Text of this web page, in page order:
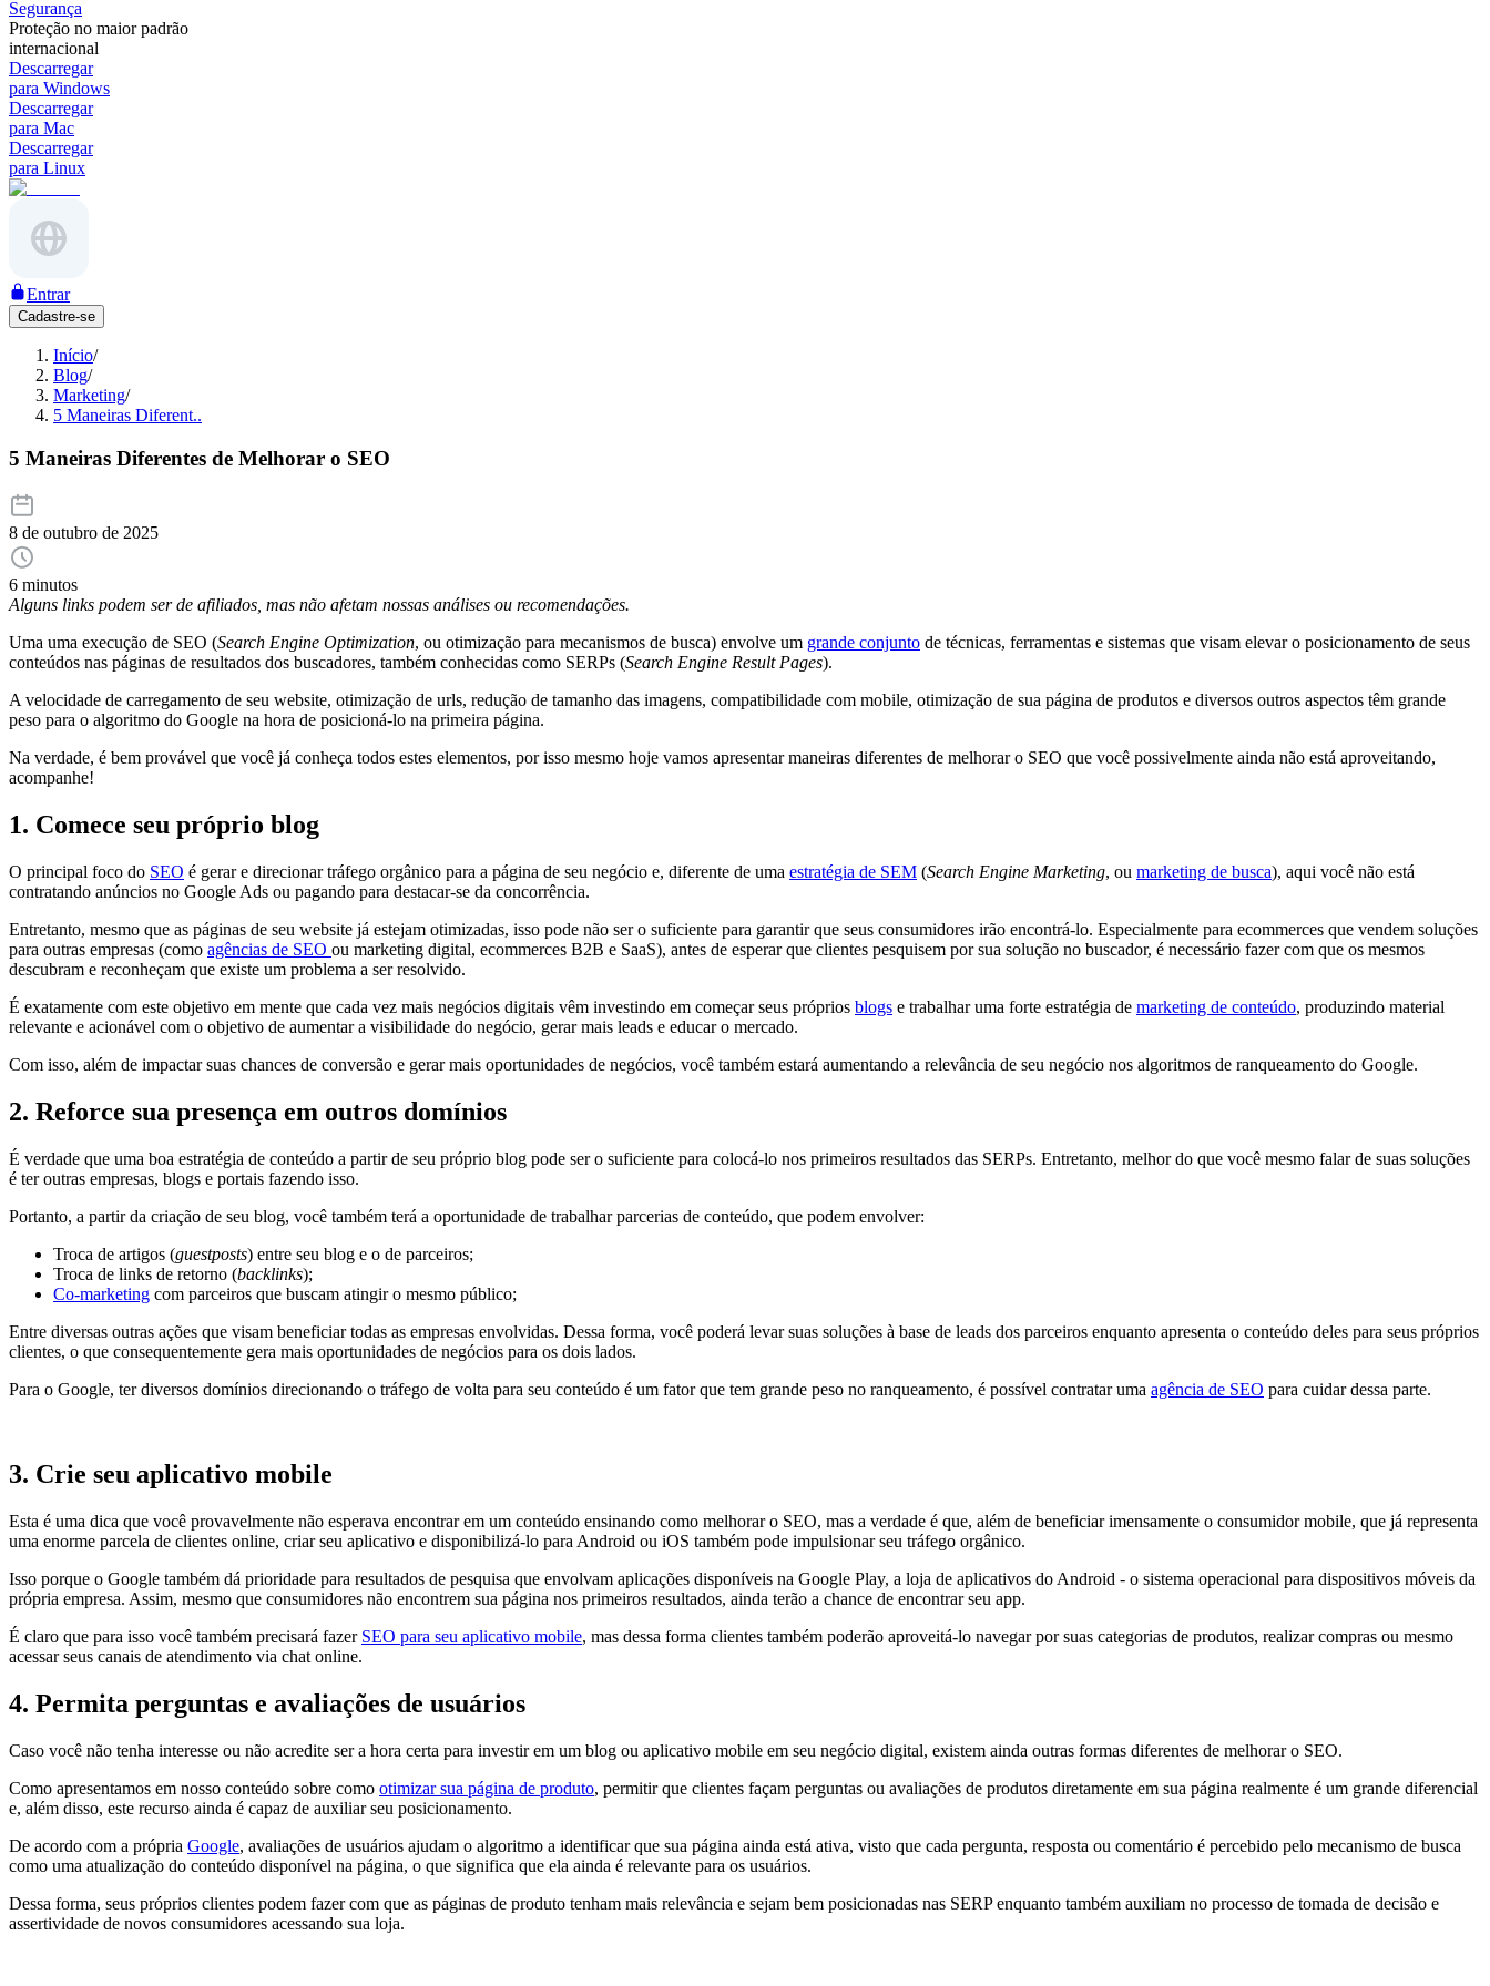
Segurança
Proteção no maior padrão
internacional
Descarregar
para Windows
Descarregar
para Mac
Descarregar
para Linux
Entrar
Cadastre-se
Início/
Blog/
Marketing/
5 Maneiras Diferent..
5 Maneiras Diferentes de Melhorar o SEO
8 de outubro de 2025
6 minutos
Alguns links podem ser de afiliados, mas não afetam nossas análises ou recomendações.
Uma uma execução de SEO (Search Engine Optimization, ou otimização para mecanismos de busca) envolve um grande conjunto de técnicas, ferramentas e sistemas que visam elevar o posicionamento de seus
conteúdos nas páginas de resultados dos buscadores, também conhecidas como SERPs (Search Engine Result Pages).
A velocidade de carregamento de seu website, otimização de urls, redução de tamanho das imagens, compatibilidade com mobile, otimização de sua página de produtos e diversos outros aspectos têm grande
peso para o algoritmo do Google na hora de posicioná-lo na primeira página.
Na verdade, é bem provável que você já conheça todos estes elementos, por isso mesmo hoje vamos apresentar maneiras diferentes de melhorar o SEO que você possivelmente ainda não está aproveitando,
acompanhe!
1. Comece seu próprio blog
O principal foco do SEO é gerar e direcionar tráfego orgânico para a página de seu negócio e, diferente de uma estratégia de SEM (Search Engine Marketing, ou marketing de busca), aqui você não está
contratando anúncios no Google Ads ou pagando para destacar-se da concorrência.
Entretanto, mesmo que as páginas de seu website já estejam otimizadas, isso pode não ser o suficiente para garantir que seus consumidores irão encontrá-lo. Especialmente para ecommerces que vendem soluções
para outras empresas (como agências de SEO ou marketing digital, ecommerces B2B e SaaS), antes de esperar que clientes pesquisem por sua solução no buscador, é necessário fazer com que os mesmos
descubram e reconheçam que existe um problema a ser resolvido.
É exatamente com este objetivo em mente que cada vez mais negócios digitais vêm investindo em começar seus próprios blogs e trabalhar uma forte estratégia de marketing de conteúdo, produzindo material
relevante e acionável com o objetivo de aumentar a visibilidade do negócio, gerar mais leads e educar o mercado.
Com isso, além de impactar suas chances de conversão e gerar mais oportunidades de negócios, você também estará aumentando a relevância de seu negócio nos algoritmos de ranqueamento do Google.
2. Reforce sua presença em outros domínios
É verdade que uma boa estratégia de conteúdo a partir de seu próprio blog pode ser o suficiente para colocá-lo nos primeiros resultados das SERPs. Entretanto, melhor do que você mesmo falar de suas soluções
é ter outras empresas, blogs e portais fazendo isso.
Portanto, a partir da criação de seu blog, você também terá a oportunidade de trabalhar parcerias de conteúdo, que podem envolver:
Troca de artigos (guestposts) entre seu blog e o de parceiros;
Troca de links de retorno (backlinks);
Co-marketing com parceiros que buscam atingir o mesmo público;
Entre diversas outras ações que visam beneficiar todas as empresas envolvidas. Dessa forma, você poderá levar suas soluções à base de leads dos parceiros enquanto apresenta o conteúdo deles para seus próprios
clientes, o que consequentemente gera mais oportunidades de negócios para os dois lados.
Para o Google, ter diversos domínios direcionando o tráfego de volta para seu conteúdo é um fator que tem grande peso no ranqueamento, é possível contratar uma agência de SEO para cuidar dessa parte.
3. Crie seu aplicativo mobile
Esta é uma dica que você provavelmente não esperava encontrar em um conteúdo ensinando como melhorar o SEO, mas a verdade é que, além de beneficiar imensamente o consumidor mobile, que já representa
uma enorme parcela de clientes online, criar seu aplicativo e disponibilizá-lo para Android ou iOS também pode impulsionar seu tráfego orgânico.
Isso porque o Google também dá prioridade para resultados de pesquisa que envolvam aplicações disponíveis na Google Play, a loja de aplicativos do Android - o sistema operacional para dispositivos móveis da
própria empresa. Assim, mesmo que consumidores não encontrem sua página nos primeiros resultados, ainda terão a chance de encontrar seu app.
É claro que para isso você também precisará fazer SEO para seu aplicativo mobile, mas dessa forma clientes também poderão aproveitá-lo navegar por suas categorias de produtos, realizar compras ou mesmo
acessar seus canais de atendimento via chat online.
4. Permita perguntas e avaliações de usuários
Caso você não tenha interesse ou não acredite ser a hora certa para investir em um blog ou aplicativo mobile em seu negócio digital, existem ainda outras formas diferentes de melhorar o SEO.
Como apresentamos em nosso conteúdo sobre como otimizar sua página de produto, permitir que clientes façam perguntas ou avaliações de produtos diretamente em sua página realmente é um grande diferencial
e, além disso, este recurso ainda é capaz de auxiliar seu posicionamento.
De acordo com a própria Google, avaliações de usuários ajudam o algoritmo a identificar que sua página ainda está ativa, visto que cada pergunta, resposta ou comentário é percebido pelo mecanismo de busca
como uma atualização do conteúdo disponível na página, o que significa que ela ainda é relevante para os usuários.
Dessa forma, seus próprios clientes podem fazer com que as páginas de produto tenham mais relevância e sejam bem posicionadas nas SERP enquanto também auxiliam no processo de tomada de decisão e
assertividade de novos consumidores acessando sua loja.